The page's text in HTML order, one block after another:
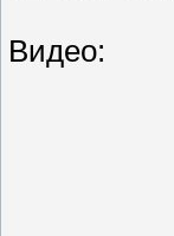
Видео: